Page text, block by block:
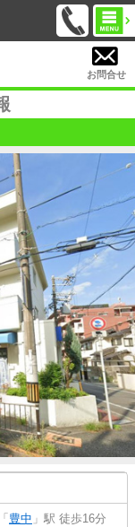
お問合せ
「 豊中 」駅 徒歩16分